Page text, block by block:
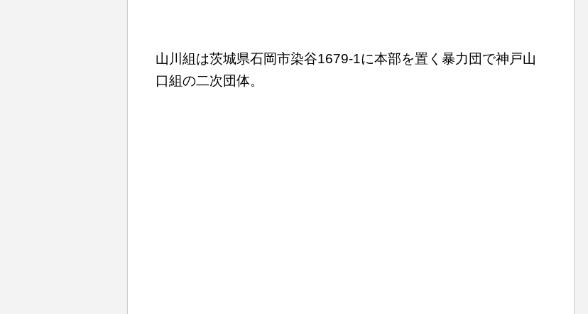
山川組は茨城県石岡市染谷1679-1に本部を置く暴力団で神戸山
口組の二次団体。